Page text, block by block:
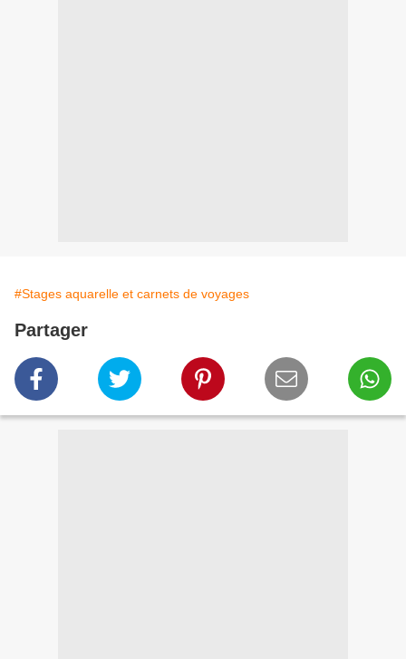
#Stages aquarelle et carnets de voyages
Partager